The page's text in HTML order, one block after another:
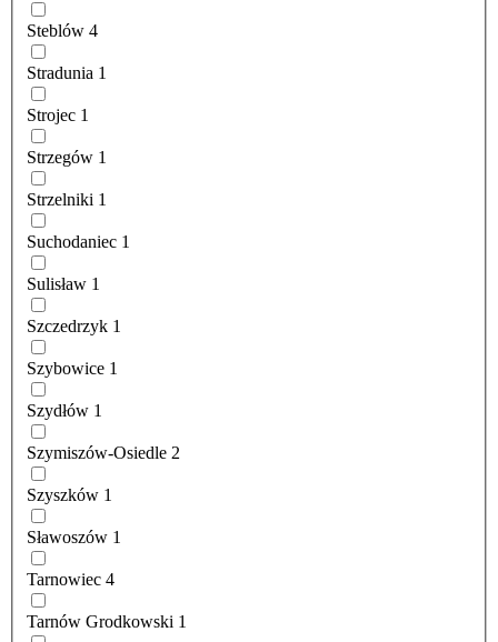
Steblów 4
Stradunia 1
Strojec 1
Strzegów 1
Strzelniki 1
Suchodaniec 1
Sulisław 1
Szczedrzyk 1
Szybowice 1
Szydłów 1
Szymiszów-Osiedle 2
Szyszków 1
Sławoszów 1
Tarnowiec 4
Tarnów Grodkowski 1